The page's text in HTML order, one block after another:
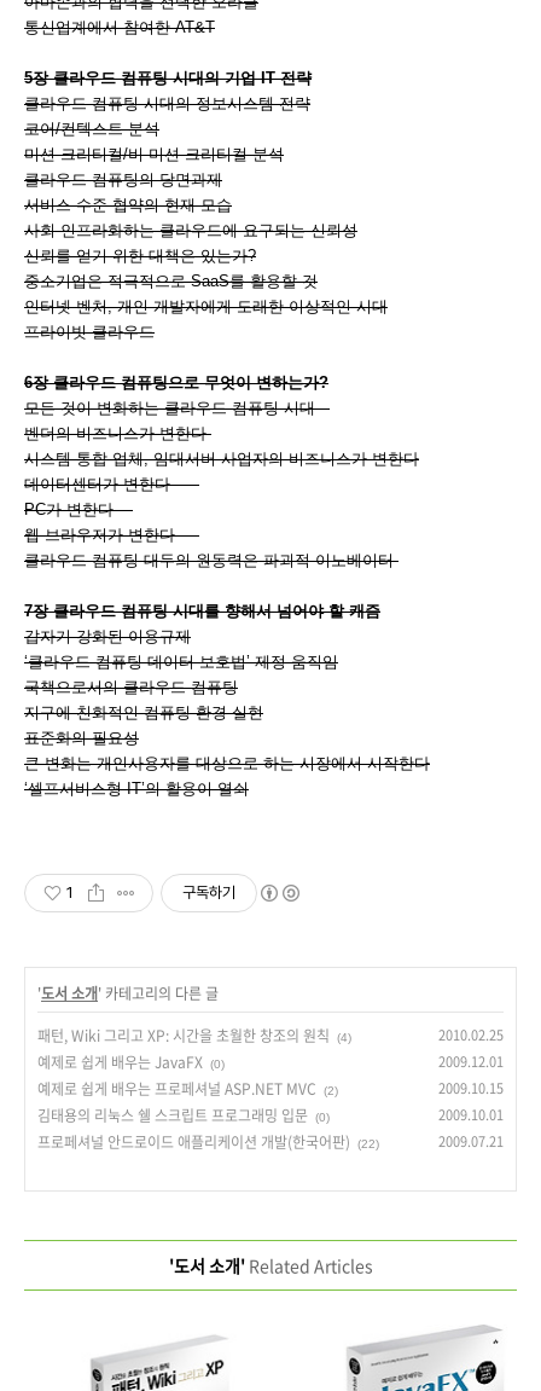
통신업계에서 참여한 AT&T
5장 클라우드 컴퓨팅 시대의 기업 IT 전략
클라우드 컴퓨팅 시대의 정보시스템 전략
코어/컨텍스트 분석
미션-크리티컬/비 미션-크리티컬 분석
클라우드 컴퓨팅의 당면과제
서비스 수준 협약의 현재 모습
사회 인프라화하는 클라우드에 요구되는 신뢰성
신뢰를 얻기 위한 대책은 있는가?
중소기업은 적극적으로 SaaS를 활용할 것
인터넷 벤처, 개인 개발자에게 도래한 이상적인 시대
프라이빗 클라우드
6장 클라우드 컴퓨팅으로 무엇이 변하는가?
모든 것이 변화하는 클라우드 컴퓨팅 시대
벤더의 비즈니스가 변한다
시스템 통합 업체, 임대서버 사업자의 비즈니스가 변한다
데이터센터가 변한다
PC가 변한다
웹 브라우저가 변한다
클라우드 컴퓨팅 대두의 원동력은 파괴적 이노베이터
7장 클라우드 컴퓨팅 시대를 향해서 넘어야 할 캐즘
갑자기 강화된 이용규제
‘클라우드 컴퓨팅 데이터 보호법’ 제정 움직임
국책으로서의 클라우드 컴퓨팅
지구에 친화적인 컴퓨팅 환경 실현
표준화의 필요성
큰 변화는 개인사용자를 대상으로 하는 시장에서 시작한다
‘셀프서비스형 IT’의 활용이 열쇠
1 구독하기
'도서 소개' 카테고리의 다른 글
패턴, Wiki 그리고 XP: 시간을 초월한 창조의 원칙
(4) 2010.02.25
예제로 쉽게 배우는 JavaFX (0) 2009.12.01
예제로 쉽게 배우는 프로페셔널 ASP.NET MVC (2) 2009.10.15
김태용의 리눅스 쉘 스크립트 프로그래밍 입문 (0) 2009.10.01
프로페셔널 안드로이드 애플리케이션 개발(한국어판) (22) 2009.07.21
'도서 소개'Related Articles